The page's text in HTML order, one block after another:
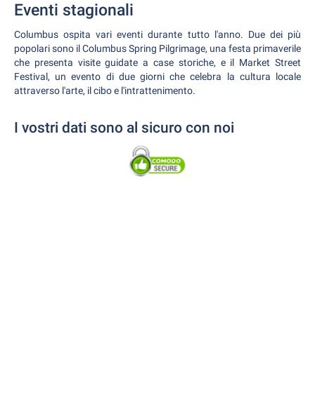
Eventi stagionali
Columbus ospita vari eventi durante tutto l'anno. Due dei più
popolari sono il Columbus Spring Pilgrimage, una festa primaverile
che presenta visite guidate a case storiche, e il Market Street
Festival, un evento di due giorni che celebra la cultura locale
attraverso l'arte, il cibo e l'intrattenimento.
I vostri dati sono al sicuro con noi